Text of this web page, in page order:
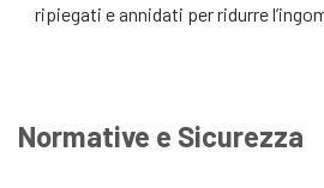
ripiegati e annidati per ridurre
Normative e Sicurezza